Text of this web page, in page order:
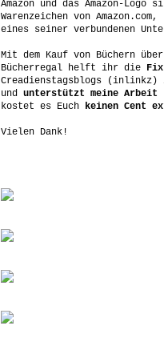
Amazon und das Amazon-Logo
Warenzeichen von
eines seiner verbundenen
Mit dem Kauf von Büchern
Bücherregal helft ihr die
Creadienstagsblogs (inlinkz)
und unterstützt meine Arbeit
kostet es Euch keinen Cent
Vielen Dank!